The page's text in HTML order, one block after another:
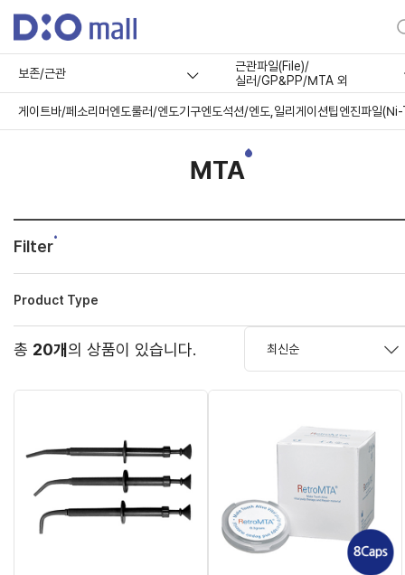
보존/근관
근관파일(File)/
실러/GP&PP/MTA 외
게이트바/페소리머엔도룰러/엔도기구엔도석션/엔도,일리게이션팁엔진파일
MTA
Filter
Product Type
총 20개의 상품이 있습니다.